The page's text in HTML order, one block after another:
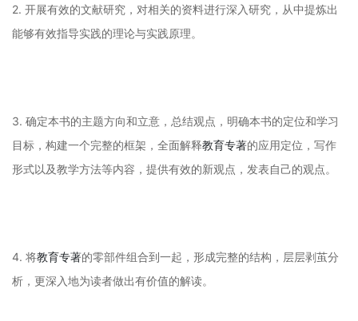
2. 开展有效的文献研究，对相关的资料进行深入研究，从中提炼出
能够有效指导实践的理论与实践原理。
3. 确定本书的主题方向和立意，总结观点，明确本书的定位和学习
目标，构建一个完整的框架，全面解释教育专著的应用定位，写作
形式以及教学方法等内容，提供有效的新观点，发表自己的观点。
4. 将教育专著的零部件组合到一起，形成完整的结构，层层剥茧分
析，更深入地为读者做出有价值的解读。